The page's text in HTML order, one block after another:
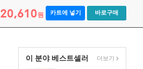
20,610원 카트에 넣기 바로구매
이 분야 베스트셀러 더보기